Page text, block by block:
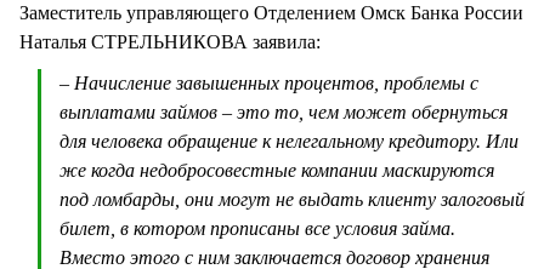
Заместитель управляющего Отделением Омск Банка России
Наталья СТРЕЛЬНИКОВА заявила:
– Начисление завышенных процентов, проблемы с
выплатами займов – это то, чем может обернуться
для человека обращение к нелегальному кредитору. Или
же когда недобросовестные компании маскируются
под ломбарды, они могут не выдать клиенту залоговый
билет, в котором прописаны все условия займа.
Вместо этого с ним заключается договор хранения